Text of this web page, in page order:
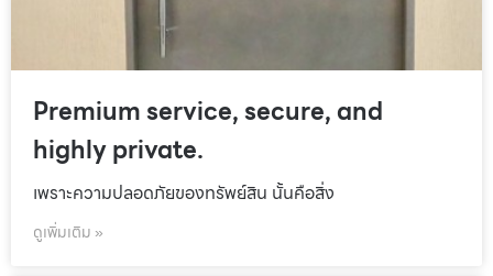
Premium service, secure, and
highly private.
เพราะความปลอดภัยของทรัพย์สิน นั้นคือสิ่ง
ดูเพิ่มเติม »